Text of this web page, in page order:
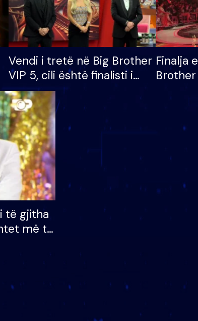
Vendi i tretë në Big Brother
VIP 5, cili është finalisti i
radhës që lë shtëpinë
Finalja
Brother
banori
dhe
të
të gjitha
më të